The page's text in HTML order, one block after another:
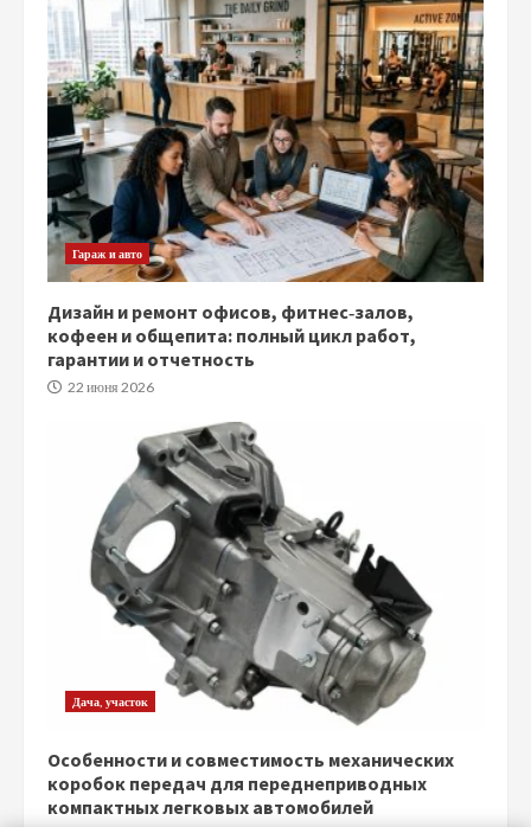
Гараж и авто
Дизайн и ремонт офисов, фитнес‑залов,
кофеен и общепита: полный цикл работ,
гарантии и отчетность
22 июня 2026
Дача, участок
Особенности и совместимость механических
коробок передач для переднеприводных
компактных легковых автомобилей